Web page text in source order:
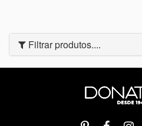
Filtrar produtos....